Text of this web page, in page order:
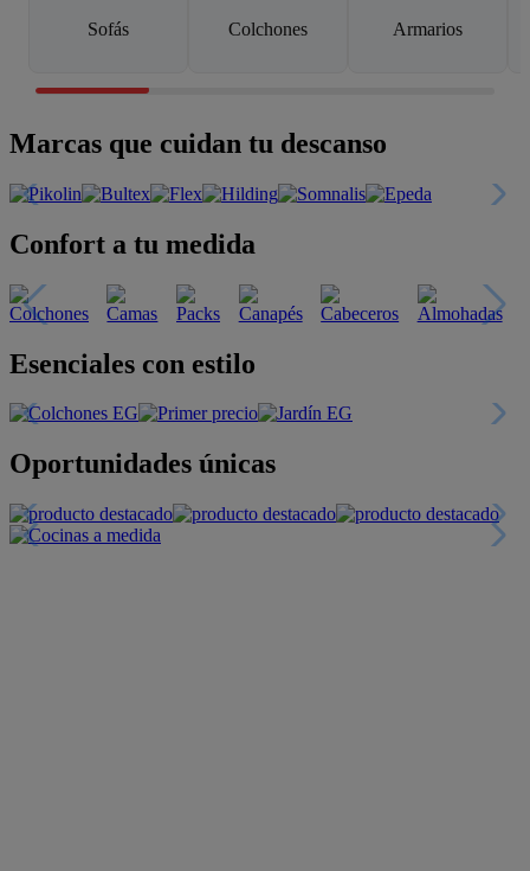
Sofás Colchones Armarios
Marcas que cuidan tu descanso
Confort a tu medida
Esenciales con estilo
Oportunidades únicas